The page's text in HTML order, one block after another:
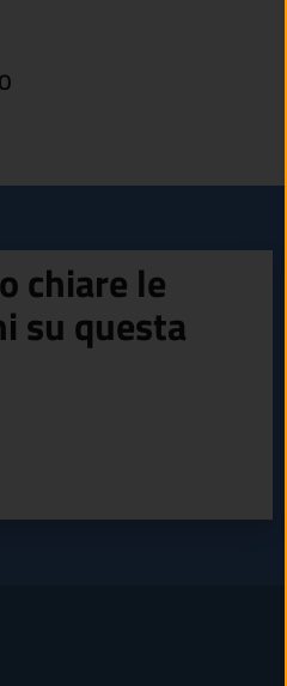
chiare le
su questa